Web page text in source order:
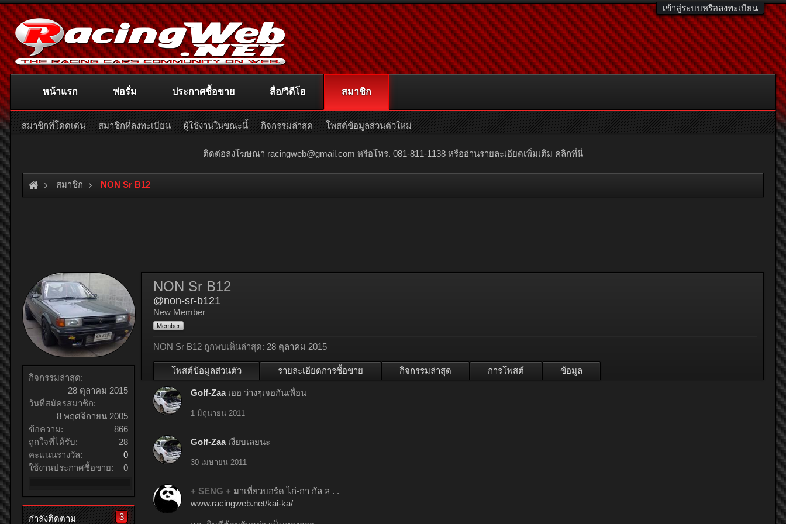
เข้าสู่ระบบหรือลงทะเบียน
ติดต่อลงโฆษณา racingweb@gmail.com หรือโทร. 081-811-1138 หรืออ่านรายละเอียดเพิ่มเติม คลิกที่นี่
สมาชิก NON Sr B12
กิจกรรมล่าสุด:
28 ตุลาคม 2015
วันที่สมัครสมาชิก:
8 พฤศจิกายน 2005
ข้อความ:
866
ถูกใจที่ได้รับ:
28
คะแนนรางวัล:
0
ใช้งานประกาศซื้อขาย:
0
กำลังติดตาม 3
NON Sr B12
@non-sr-b121
New Member
Member
NON Sr B12 ถูกพบเห็นล่าสุด: 28 ตุลาคม 2015
โพสต์ข้อมูลส่วนตัว รายละเอียดการซื้อขาย กิจกรรมล่าสุด การโพสต์ ข้อมูล
Golf-Zaa เออ ว่างๆเจอกันเพื่อน
1 มิถุนายน 2011
Golf-Zaa เงียบเลยนะ
30 เมษายน 2011
+ SENG + มาเที่ยวบอร์ด ไก่-กา กัล ล . .
www.racingweb.net/kai-ka/
หน้าแรก ฟอรั่ม ประกาศซื้อขาย สื่อ/วิดีโอ สมาชิก
สมาชิกที่โดดเด่น สมาชิกที่ลงทะเบียน ผู้ใช้งานในขณะนี้ กิจกรรมล่าสุด โพสต์ข้อมูลส่วนตัวใหม่